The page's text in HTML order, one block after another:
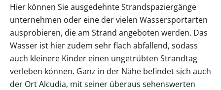
Hier können Sie ausgedehnte Strandspaziergänge
unternehmen oder eine der vielen Wassersportarten
ausprobieren, die am Strand angeboten werden. Das
Wasser ist hier zudem sehr flach abfallend, sodass
auch kleinere Kinder einen ungetrübten Strandtag
verleben können. Ganz in der Nähe befindet sich auch
der Ort Alcudia, mit seiner überaus sehenswerten